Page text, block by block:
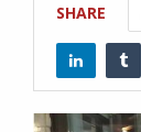
SHARE